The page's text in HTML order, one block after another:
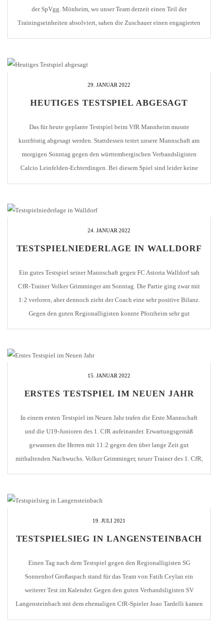
der SpVgg. Mönheim, wo unser Team derzeit einen Teil der
Trainingseinheiten absolviert, sahen die Zuschauer einen engagierten
29. JANUAR 2022
HEUTIGES TESTSPIEL ABGESAGT
Das für heute geplante Testspiel beim VfR Mannheim musste
kurzfristig abgesagt werden. Stattdessen testet unsere Mannschaft am
morgigen Sonntag gegen den württembergischen Verbandsligisten
Calcio Leinfelden-Echterdingen. Bei diesem Spiel sind leider keine
24. JANUAR 2022
TESTSPIELNIEDERLAGE IN WALLDORF
Ein gutes Testspiel seiner Mannschaft gegen FC Astoria Walldorf sah
CfR-Trainer Volker Grimminger am Sonntag. Die Partie ging zwar mit
1:2 verloren, aber dennoch zieht der Coach eine sehr positive Bilanz.
Gegen den guten Regionalligisten konnte Pforzheim sehr gut
15. JANUAR 2022
ERSTES TESTSPIEL IM NEUEN JAHR
In einem ersten Testspiel im Neuen Jahr trafen die Erste Mannschaft
und die U19-Junioren des 1. CfR aufeinander. Erwartungsgemäß
gewannen die Herren mit 11:2 gegen den über lange Zeit gut
mithaltenden Nachwuchs. Volker Grimminger, neuer Trainer des 1. CfR,
19. JULI 2021
TESTSPIELSIEG IN LANGENSTEINBACH
Einen Tag nach dem Testspiel gegen den Regionalligisten SG
Sonnenhof Großaspach stand für das Team von Fatih Ceylan ein
weiterer Test im Kalender. Gegen den guten Verbandsligisten SV
Langensteinbach mit dem ehemaligen CfR-Spieler Joao Tardelli kamen